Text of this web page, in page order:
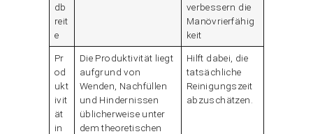
db
reit
e
verbessern die
Manövrierfähig
keit
Pr
od
ukt
ivit
ät
in
Die Produktivität liegt
aufgrund von
Wenden, Nachfüllen
und Hindernissen
üblicherweise unter
dem theoretischen
Hilft dabei, die
tatsächliche
Reinigungszeit
abzuschätzen.